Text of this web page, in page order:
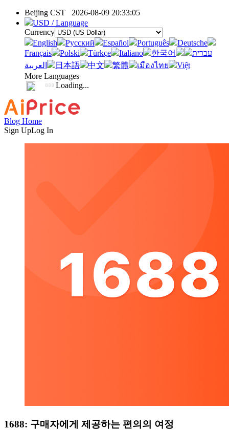
Beijing CST 2026-08-09 20:33:05
USD / Language
Currency
English
Pусский Español Português
Deutsche
Français
Polski Türkçe Italiano 한국어
עברית
العربية
日本語 中文 繁體 เมืองไทย
Việt
More Languages
Loading...
Blog Home
Sign UpLog In
1688: 구매자에게 제공하는 편의의 여정